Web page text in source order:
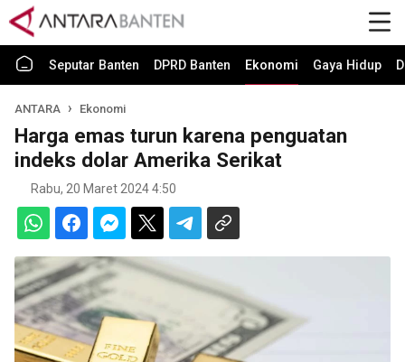
Seputar Banten DPRD Banten Ekonomi Gaya Hidup
ANTARA Ekonomi
Harga emas turun karena penguatan
indeks dolar Amerika Serikat
Rabu, 20 Maret 2024 4:50